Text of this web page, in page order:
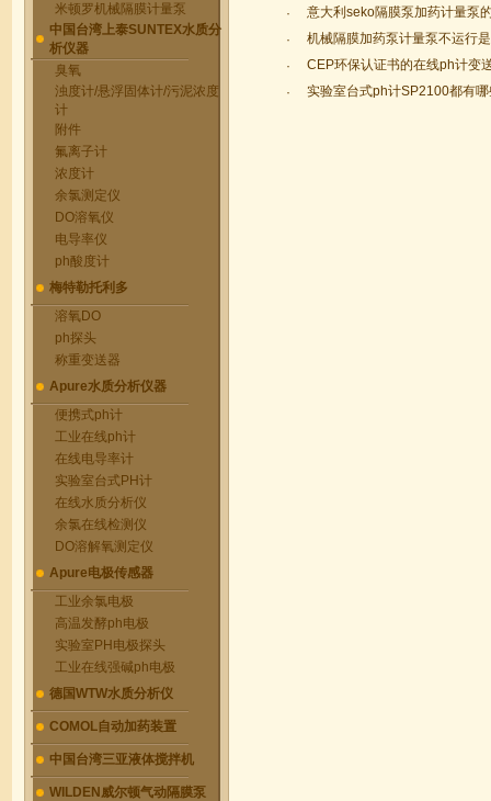
米顿罗机械隔膜计量泵
中国台湾上泰SUNTEX水质分
析仪器
臭氧
浊度计/悬浮固体计/污泥浓度
计
附件
氟离子计
浓度计
余氯测定仪
DO溶氧仪
电导率仪
ph酸度计
梅特勒托利多
溶氧DO
ph探头
称重变送器
Apure水质分析仪器
便携式ph计
工业在线ph计
在线电导率计
实验室台式PH计
在线水质分析仪
余氯在线检测仪
DO溶解氧测定仪
Apure电极传感器
工业余氯电极
高温发酵ph电极
实验室PH电极探头
工业在线强碱ph电极
德国WTW水质分析仪
COMOL自动加药装置
中国台湾三亚液体搅拌机
WILDEN威尔顿气动隔膜泵
·
意大利seko隔膜泵加药计量泵
·
机械隔膜加药泵计量泵不运行
·
CEP环保认证书的在线ph计变
·
实验室台式ph计SP2100都有